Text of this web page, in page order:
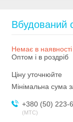
Вбудований
Немає в наявності
Оптом і в роздріб
Ціну уточнюйте
Мінімальна сума
+380 (50) 223-
МТС